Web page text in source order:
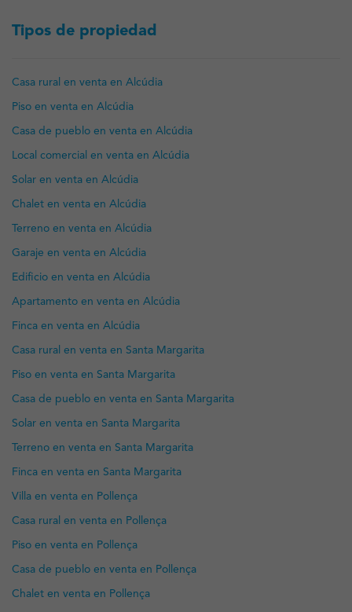
Tipos de propiedad
Casa rural en venta en Alcúdia
Piso en venta en Alcúdia
Casa de pueblo en venta en Alcúdia
Local comercial en venta en Alcúdia
Solar en venta en Alcúdia
Chalet en venta en Alcúdia
Terreno en venta en Alcúdia
Garaje en venta en Alcúdia
Edificio en venta en Alcúdia
Apartamento en venta en Alcúdia
Finca en venta en Alcúdia
Casa rural en venta en Santa Margarita
Piso en venta en Santa Margarita
Casa de pueblo en venta en Santa Margarita
Solar en venta en Santa Margarita
Terreno en venta en Santa Margarita
Finca en venta en Santa Margarita
Villa en venta en Pollença
Casa rural en venta en Pollença
Piso en venta en Pollença
Casa de pueblo en venta en Pollença
Chalet en venta en Pollença